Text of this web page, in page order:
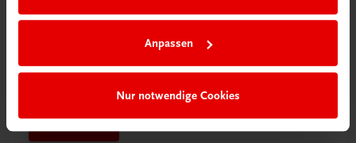
Anpassen
Nur notwendige Cookies
Das „Digitale
Klassenzimmer“